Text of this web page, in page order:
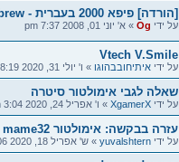
[הורדה] פיפא 2000 בעברית - FIFA 2000 Hebrew (פלייסטיישן/PSX)
על ידי Og
» א' יוני 01, 2008 7:37 pm
Vtech V.Smile
על ידי איתיחובבהוגו » ו' יולי 31, 2020 8:19 pm
שאלה לגבי אימולטור סיטרה
על ידי XgamerX
» ו' אפריל 24, 2020 3:04 pm
עזרה בבקשה: אימולטור mame32
על ידי yuvalshtern
» ש' אפריל 18, 2020 1:06 pm